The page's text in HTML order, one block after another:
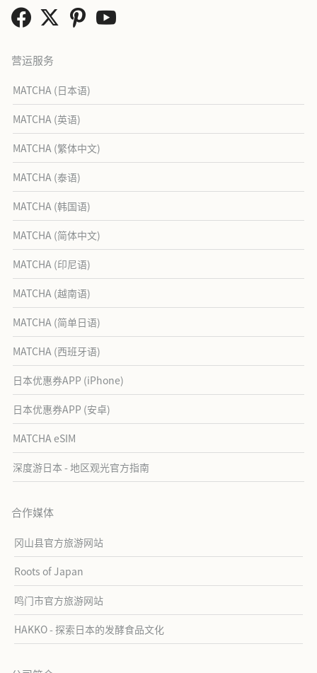
营运服务
MATCHA (日本语)
MATCHA (英语)
MATCHA (繁体中文)
MATCHA (泰语)
MATCHA (韩国语)
MATCHA (简体中文)
MATCHA (印尼语)
MATCHA (越南语)
MATCHA (简单日语)
MATCHA (西班牙语)
日本优惠券APP (iPhone)
日本优惠券APP (安卓)
MATCHA eSIM
深度游日本 - 地区观光官方指南
合作媒体
冈山县官方旅游网站
Roots of Japan
鸣门市官方旅游网站
HAKKO - 探索日本的发酵食品文化